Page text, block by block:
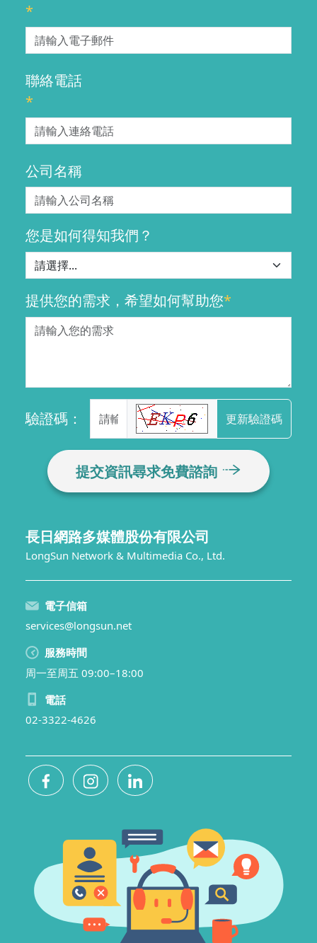
*
聯絡電話
*
公司名稱
您是如何得知我們？
提供您的需求，希望如何幫助您*
驗證碼： 更新驗證碼
提交資訊尋求免費諮詢
長日網路多媒體股份有限公司
LongSun Network & Multimedia Co., Ltd.
電子信箱
services@longsun.net
服務時間
周一至周五 09:00–18:00
電話
02-3322-4626